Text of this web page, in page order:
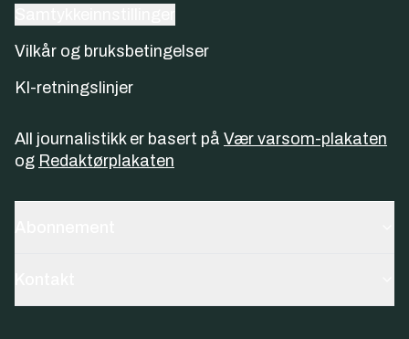
Vilkår og bruksbetingelser
KI-retningslinjer
All journalistikk er basert på Vær varsom-plakaten
og Redaktørplakaten